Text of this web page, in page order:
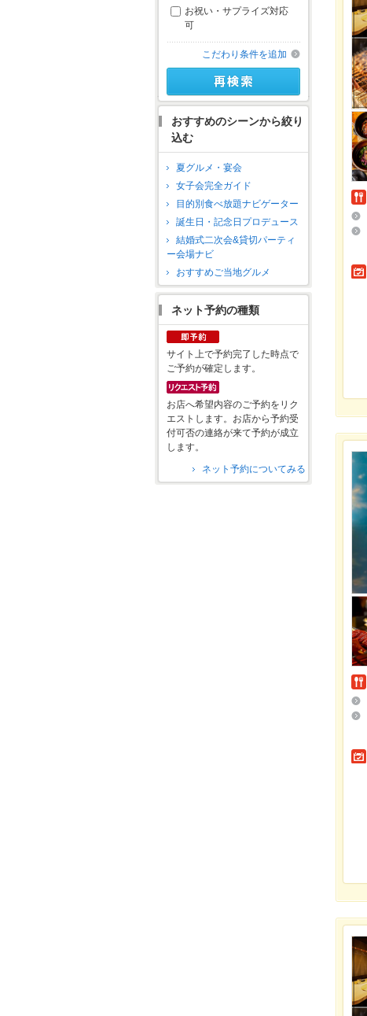
お祝い・サプライズ対応
可
こだわり条件を追加
おすすめのシーンから絞り
込む
夏グルメ・宴会
女子会完全ガイド
目的別食べ放題ナビゲーター
誕生日・記念日プロデュース
結婚式二次会&貸切パーティ
ー会場ナビ
おすすめご当地グルメ
ネット予約の種類
サイト上で予約完了した時点で
ご予約が確定します。
お店へ希望内容のご予約をリク
エストします。お店から予約受
付可否の連絡が来て予約が成立
します。
ネット予約についてみる